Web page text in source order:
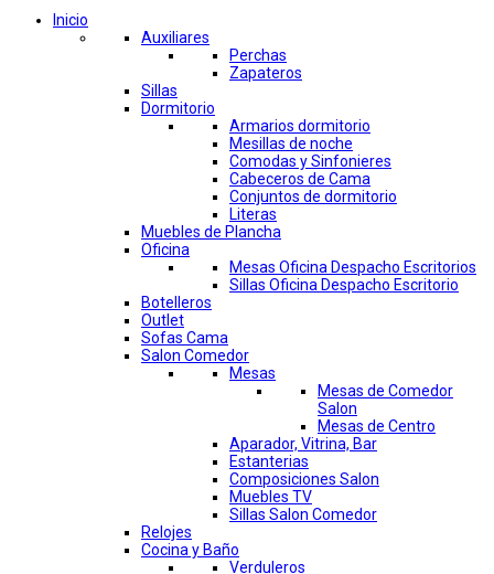
Inicio
Auxiliares
Perchas
Zapateros
Sillas
Dormitorio
Armarios dormitorio
Mesillas de noche
Comodas y Sinfonieres
Cabeceros de Cama
Conjuntos de dormitorio
Literas
Muebles de Plancha
Oficina
Mesas Oficina Despacho Escritorios
Sillas Oficina Despacho Escritorio
Botelleros
Outlet
Sofas Cama
Salon Comedor
Mesas
Mesas de Comedor
Salon
Mesas de Centro
Aparador, Vitrina, Bar
Estanterias
Composiciones Salon
Muebles TV
Sillas Salon Comedor
Relojes
Cocina y Baño
Verduleros